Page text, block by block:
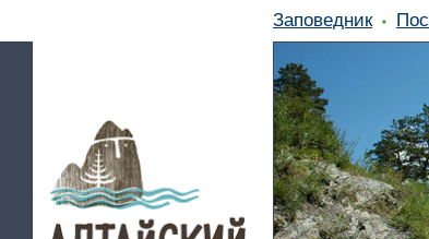
Заповедник